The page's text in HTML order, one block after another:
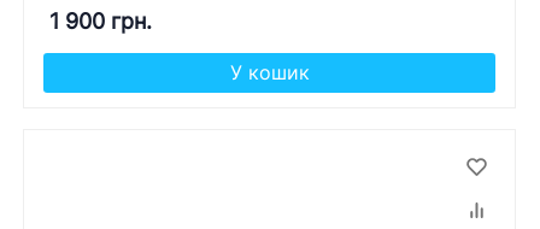
1 900 грн.
У кошик